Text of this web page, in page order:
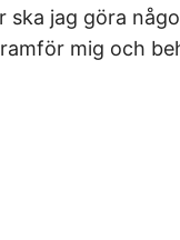
jag göra
mig och